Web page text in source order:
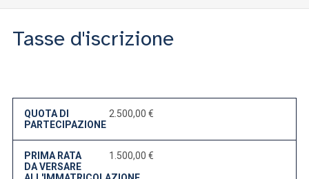
Tasse d'iscrizione
QUOTA DI
PARTECIPAZIONE
2.500,00 €
PRIMA RATA
DA VERSARE
1.500,00 €